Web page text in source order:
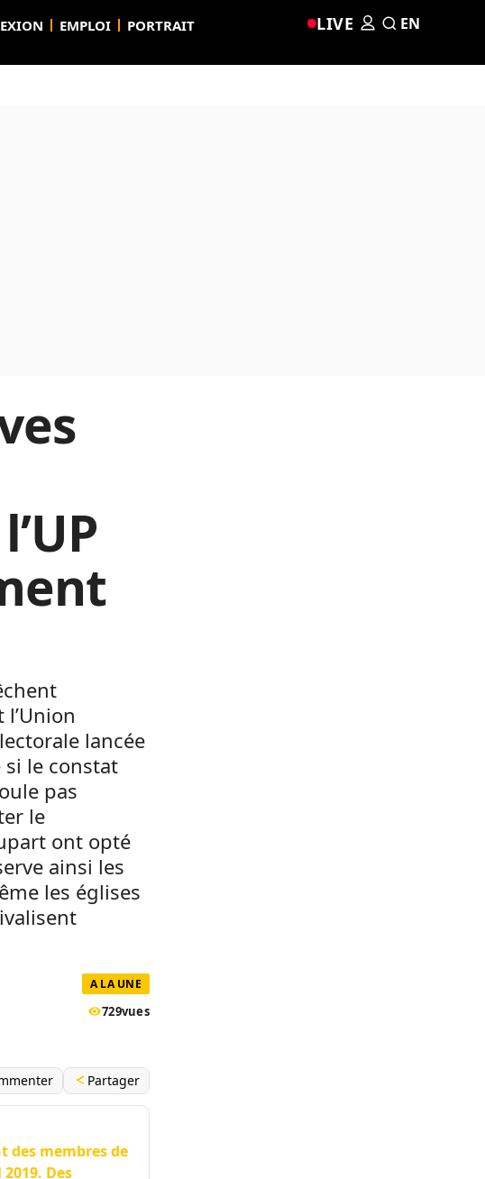
EMPLOI PORTRAIT LIVE EN
lancée
si le constat
pas
le
ont opté
ainsi les
les églises
A LA UNE
729vues
Partager
des membres de
Des